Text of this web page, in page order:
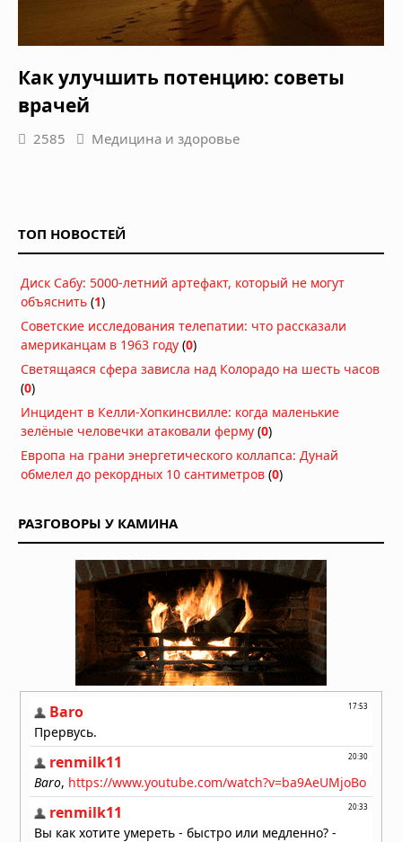
Как улучшить потенцию: советы
врачей
2585 Медицина и здоровье
ТОП НОВОСТЕЙ
Диск Сабу: 5000-летний артефакт, который не могут
объяснить (1)
Советские исследования телепатии: что рассказали
американцам в 1963 году (0)
Светящаяся сфера зависла над Колорадо на шесть часов
(0)
Инцидент в Келли-Хопкинсвилле: когда маленькие
зелёные человечки атаковали ферму (0)
Европа на грани энергетического коллапса: Дунай
обмелел до рекордных 10 сантиметров (0)
РАЗГОВОРЫ У КАМИНА